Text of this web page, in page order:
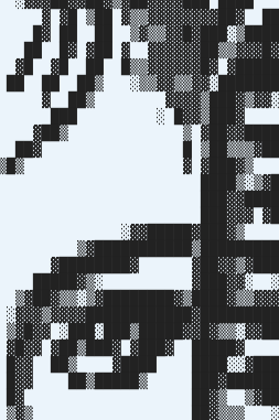
▒██ ▓▒▒▓▓▓▓▓▓▓▓██▓
██
▓
█▒▒▓▓▓▓▓▓█▓
█▓▓▒███▓ ▓█
▓███▓▒ ▓█▓
░▓█ █▓
▓███▓▓░
▓██▒███▓ ▓███▓
██▒ ▓████
░▓▓